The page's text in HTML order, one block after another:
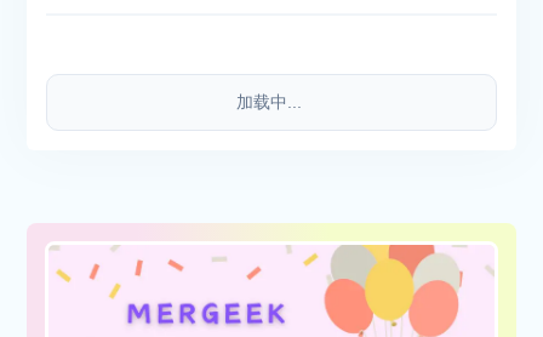
加载中...